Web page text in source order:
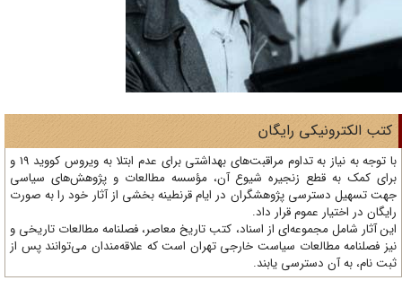
الکترونیکی رایگان
با توجه به نیاز به تداوم مراقبت‌های بهداشتی برای عدم ابتلا به ویروس کووید 19 و
کمک به قطع زنجیره شیوع آن، مؤسسه مطالعات و پژوهش‌های سیاسی
تسهیل دسترسی پژوهشگران در ایام قرنطینه بخشی از آثار خود را به صورت
در اختیار عموم قرار داد.
آثار شامل مجموعه‌ای از اسناد، کتب تاریخ معاصر، فصلنامه‌ مطالعات تاریخی و
فصلنامه مطالعات سیاست خارجی تهران است که علاقه‌مندان می‌توانند پس از
نام، به آن دسترسی یابند.